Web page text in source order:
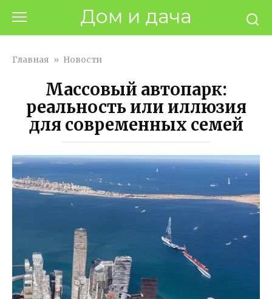
контенту
Дом и дача
Главная » Новости
Массовый автопарк:
реальность или иллюзия
для современных семей